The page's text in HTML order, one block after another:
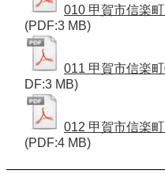
010 甲賀市信楽
(PDF:3 MB)
011 甲賀市信楽
DF:3 MB)
012 甲賀市信楽
(PDF:4 MB)